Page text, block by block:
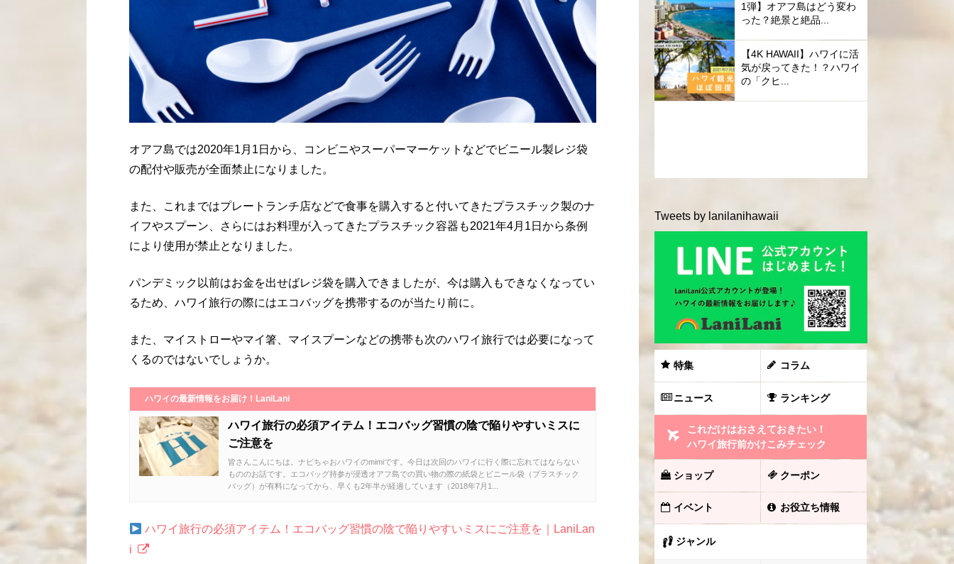
オアフ島では2020年1月1日から、コンビニやスーパーマーケットなどでビニール製レジ袋
の配付や販売が全面禁止になりました。
また、これまではプレートランチ店などで食事を購入すると付いてきたプラスチック製のナ
イフやスプーン、さらにはお料理が入ってきたプラスチック容器も2021年4月1日から条例
により使用が禁止となりました。
パンデミック以前はお金を出せばレジ袋を購入できましたが、今は購入もできなくなってい
るため、ハワイ旅行の際にはエコバッグを携帯するのが当たり前に。
また、マイストローやマイ箸、マイスプーンなどの携帯も次のハワイ旅行では必要になって
くるのではないでしょうか。
ハワイの最新情報をお届け！LaniLani
ハワイ旅行の必須アイテム！エコバッグ習慣の陰で陥りやすいミスに
ご注意を
皆さんこんにちは。ナビちゃおハワイのmimiです。今日は次回のハワイに行く際に忘れてはならない
もののお話です。エコバッグ持参が浸透オアフ島での買い物の際の紙袋とビニール袋（プラスチック
バッグ）が有料になってから、早くも2年半が経過しています（2018年7月1...
ハワイ旅行の必須アイテム！エコバッグ習慣の陰で陥りやすいミスにご注意を｜LaniLan
i
1弾】オアフ島はどう変わ
った？絶景と絶品...
【4K HAWAII】ハワイに活
気が戻ってきた！？ハワイ
の「クヒ...
Tweets by lanilanihawaii
特集 コラム
ニュース ランキング
これだけはおさえておきたい！
ハワイ旅行前かけこみチェック
ショップ クーポン
イベント お役立ち情報
ジャンル